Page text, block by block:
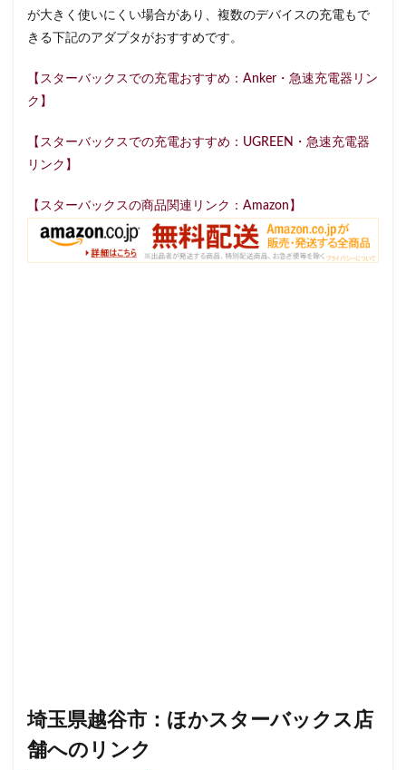
が大きく使いにくい場合があり、複数のデバイスの充電もで
きる下記のアダプタがおすすめです。
【スターバックスでの充電おすすめ：Anker・急速充電器リン
ク】
【スターバックスでの充電おすすめ：UGREEN・急速充電器
リンク】
【スターバックスの商品関連リンク：Amazon】
埼玉県越谷市：ほかスターバックス店
舗へのリンク